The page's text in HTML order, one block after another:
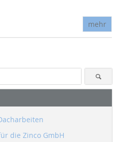
mehr
die Zinco GmbH